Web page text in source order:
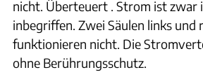
nicht. Überteuert . Strom ist zwar
inbegriffen. Zwei Säulen links und
funktionieren nicht. Die
ohne Berührungsschutz.